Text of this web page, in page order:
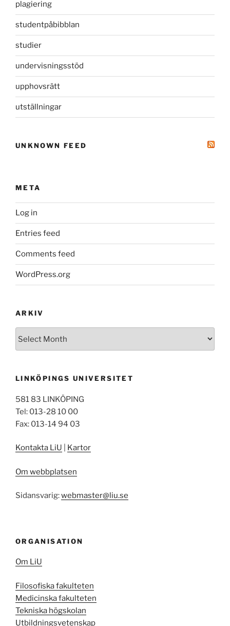
plagiering
studentpåbibblan
studier
undervisningsstöd
upphovsrätt
utställningar
UNKNOWN FEED
META
Log in
Entries feed
Comments feed
WordPress.org
ARKIV
LINKÖPINGS UNIVERSITET
581 83 LINKÖPING
Tel: 013-28 10 00
Fax: 013-14 94 03
Kontakta LiU Kartor
Om webbplatsen
Sidansvarig:webmaster@liu.se
ORGANISATION
Om LiU
Filosofiska fakulteten
Medicinska fakulteten
Tekniska högskolan
Utbildningsvetenskap